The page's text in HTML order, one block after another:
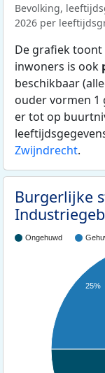
Bevolking,
2026 per
De grafiek
inwoners is ook
beschikbaar
ouder vormen 1
er tot op
Zwijndrecht.
Burgerlijke
Ongehuwd
25%